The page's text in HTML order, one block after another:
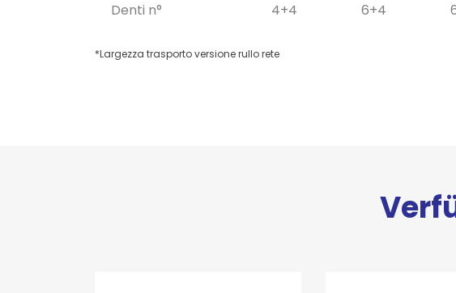
Denti n° 4+4 6+4
*Largezza trasporto versione rullo rete